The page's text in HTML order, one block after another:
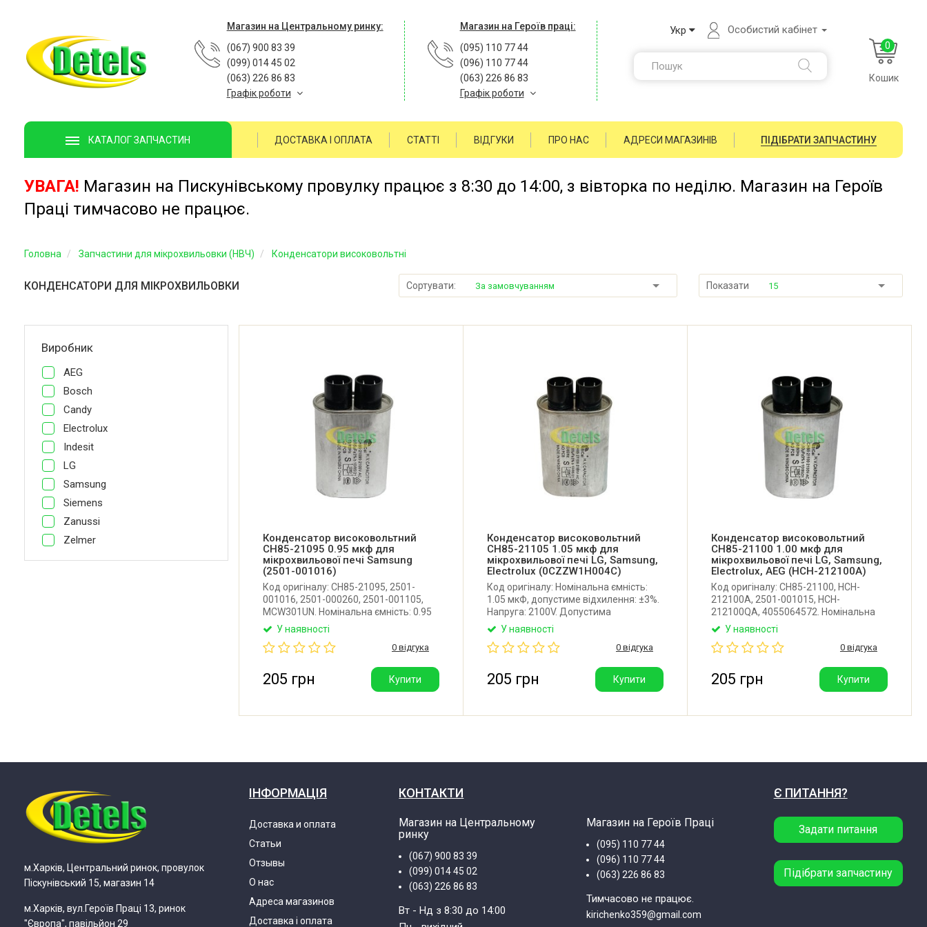
Магазин на Центральному ринку:
(067) 900 83 39
(099) 014 45 02
(063) 226 86 83
Графік роботи
Магазин на Героїв праці:
(095) 110 77 44
(096) 110 77 44
(063) 226 86 83
Графік роботи
Укр Особистий кабінет
0
Кошик
КАТАЛОГ ЗАПЧАСТИН ДОСТАВКА І ОПЛАТА СТАТТІ ВІДГУКИ ПРО НАС АДРЕСИ МАГАЗИНІВ ПІДІБРАТИ ЗАПЧАСТИНУ
УВАГА! Магазин на Пискунівському провулку працює з 8:30 до 14:00, з вівторка по неділю. Магазин на Героїв
Праці тимчасово не працює.
Головна Запчастини для мікрохвильовки (НВЧ) Конденсатори високовольтні
КОНДЕНСАТОРИ ДЛЯ МІКРОХВИЛЬОВКИ Сортувати: За замовчуванням Показати 15
Виробник
AEG
Bosch
Candy
Electrolux
Indesit
LG
Samsung
Siemens
Zanussi
Zelmer
Конденсатор високовольтний
CH85-21095 0.95 мкф для
мікрохвильової печі Samsung
(2501-001016)
Код оригіналу: CH85-21095, 2501-
001016, 2501-000260, 2501-001105,
MCW301UN. Номінальна ємність: 0.95
мкФ, припустиме відхилення: ±3%.
температура: -10°C/+85°C/21.
BiCai (Китай). Гарна якість.
У наявності
0 відгука
205 грн Купити
Конденсатор високовольтний
CH85-21105 1.05 мкф для
мікрохвильової печі LG, Samsung,
Electrolux (0CZZW1H004C)
Код оригіналу: Номінальна ємність:
1.05 мкФ, допустиме відхилення: ±3%.
Напруга: 2100V. Допустима
температура: -10°C/+85°C/21.
У наявності
0 відгука
205 грн Купити
Конденсатор високовольтний
CH85-21100 1.00 мкф для
мікрохвильової печі LG, Samsung,
Electrolux, AEG (HCH-212100A)
Код оригіналу: CH85-21100, HCH-
212100A, 2501-001015, HCH-
212100QA, 4055064572. Номінальна
ємність: 1.00 мкФ, допустиме
Допустима температура:
Виробник: Китай. Гарна якість.
У наявності
0 відгука
205 грн Купити
м.Харків, Центральний ринок, провулок
Піскунівський 15, магазин 14
м.Харків, вул.Героїв Праці 13, ринок
"Європа", павільйон 29
ІНФОРМАЦІЯ
Доставка и оплата
Статьи
Отзывы
О нас
Адреса магазинов
Доставка і оплата
КОНТАКТИ
Магазин на Центральному
ринку
(067) 900 83 39
(099) 014 45 02
(063) 226 86 83
Вт - Нд з 8:30 до 14:00
Магазин на Героїв Праці
(095) 110 77 44
(096) 110 77 44
(063) 226 86 83
Тимчасово не працює.
kirichenko359@gmail.com
Є ПИТАННЯ?
Задати питання
Підібрати запчастину